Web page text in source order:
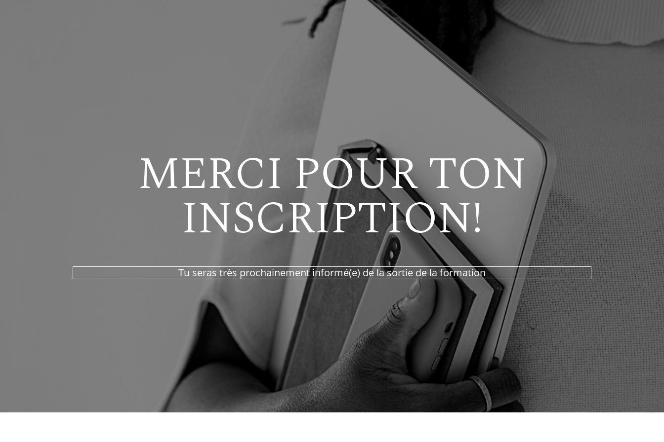
MERCI POUR TON
INSCRIPTION!
Tu seras très prochainement informé(e) de la sortie de la formation